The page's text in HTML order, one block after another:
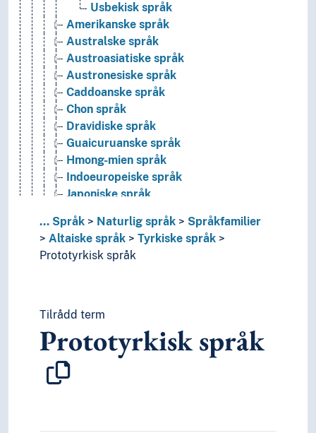
Usbekisk språk
Amerikanske språk
Australske språk
Austroasiatiske språk
Austronesiske språk
Caddoanske språk
Chon språk
Dravidiske språk
Guaicuruanske språk
Hmong-mien språk
Indoeuropeiske språk
Japoniske språk
Karibiske språk
Kaukasiske språk
Koreansk språk
Nostratiske hypotese
Paleoasiatiske språk
Panoanske språk
Papuanske språk
Sinotibetanske språk
... Språk Naturlig språk
Språkfamilier
Altaiske språk
Tyrkiske språk
Prototyrkisk språk
Tilrådd term
Prototyrkisk språk